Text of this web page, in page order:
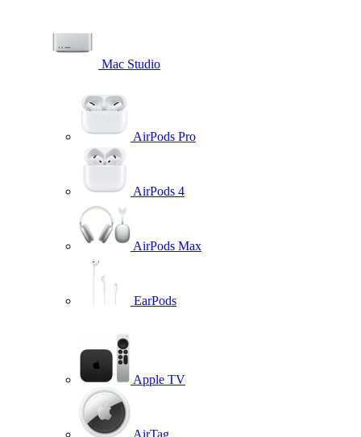
Mac Studio
AirPods Pro
AirPods 4
AirPods Max
EarPods
Apple TV